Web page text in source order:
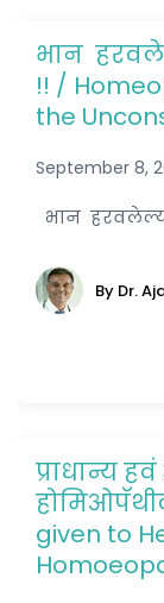
भान
!! /
the
September 8,
भान
By Dr.
प्राधान्य
given to